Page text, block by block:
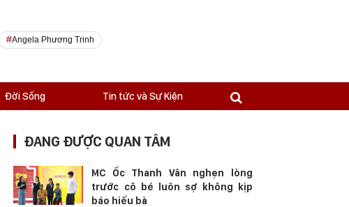
Angela Phương Trinh
Đời Sống Tin tức và Sự Kiện
ĐANG ĐƯỢC QUAN TÂM
MC Ốc Thanh Vân nghẹn lòng
trước cô bé luôn sợ không kịp
báo hiếu bà